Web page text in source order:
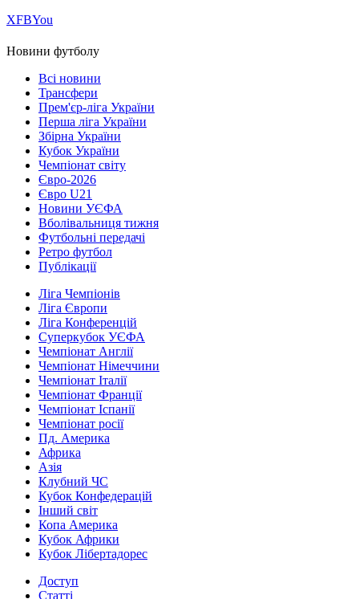
ХFBYou
Новини футболу
Всі новини
Трансфери
Прем'єр-ліга України
Перша ліга України
Збірна України
Кубок України
Чемпіонат світу
Євро-2026
Євро U21
Новини УЄФА
Вболівальниця тижня
Футбольні передачі
Ретро футбол
Публікації
Ліга Чемпіонів
Ліга Європи
Ліга Конференцій
Суперкубок УЄФА
Чемпіонат Англії
Чемпіонат Німеччини
Чемпіонат Італії
Чемпіонат Франції
Чемпіонат Іспанії
Чемпіонат росії
Пд. Америка
Африка
Азія
Клубний ЧС
Кубок Конфедерацій
Інший світ
Копа Америка
Кубок Африки
Кубок Лібертадорес
Доступ
Статті